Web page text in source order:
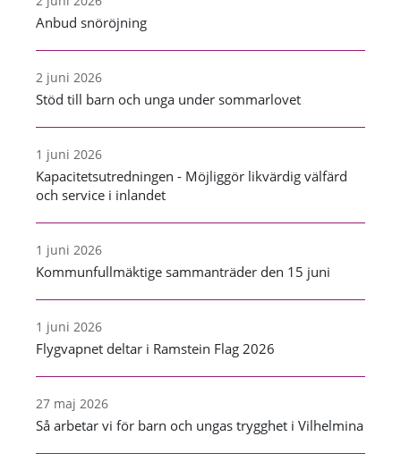
Anbud snöröjning
2 juni 2026
Stöd till barn och unga under sommarlovet
1 juni 2026
Kapacitetsutredningen - Möjliggör likvärdig välfärd
och service i inlandet
1 juni 2026
Kommunfullmäktige sammanträder den 15 juni
1 juni 2026
Flygvapnet deltar i Ramstein Flag 2026
27 maj 2026
Så arbetar vi för barn och ungas trygghet i Vilhelmina